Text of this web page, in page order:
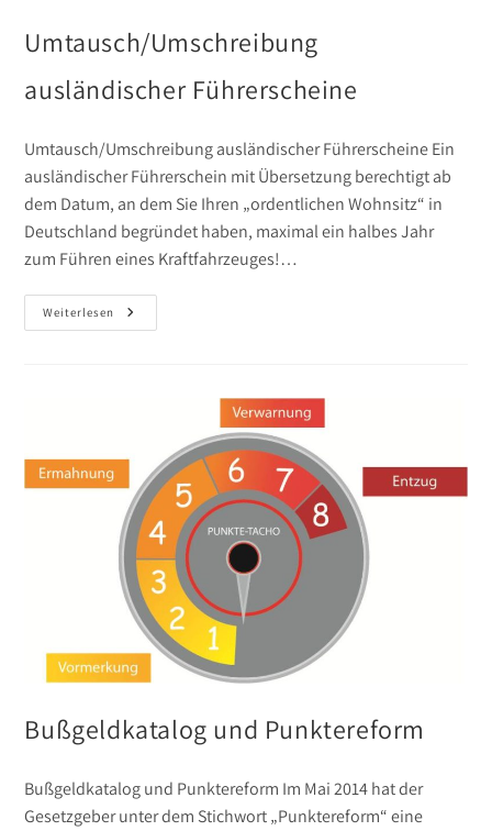
Umtausch/Umschreibung
ausländischer Führerscheine
Umtausch/Umschreibung ausländischer Führerscheine Ein
ausländischer Führerschein mit Übersetzung berechtigt ab
dem Datum, an dem Sie Ihren „ordentlichen Wohnsitz“ in
Deutschland begründet haben, maximal ein halbes Jahr
zum Führen eines Kraftfahrzeuges!…
Weiterlesen Umtausch/Umschreibung
Ausländischer
Bußgeldkatalog und Punktereform
Bußgeldkatalog und Punktereform Im Mai 2014 hat der
Gesetzgeber unter dem Stichwort „Punktereform“ eine